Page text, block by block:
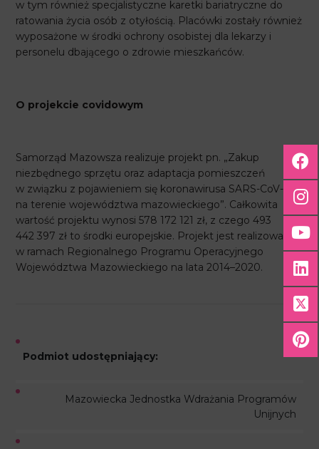
w tym również specjalistyczne karetki bariatryczne do
ratowania życia osób z otyłością. Placówki zostały również
wyposażone w środki ochrony osobistej dla lekarzy i
personelu dbającego o zdrowie mieszkańców.
O projekcie covidowym
Samorząd Mazowsza realizuje projekt pn. „Zakup
niezbędnego sprzętu oraz adaptacja pomieszczeń
w związku z pojawieniem się koronawirusa SARS-CoV-2
na terenie województwa mazowieckiego”. Całkowita
wartość projektu wynosi 578 172 121 zł, z czego 493
442 397 zł to środki europejskie. Projekt jest realizowany
w ramach Regionalnego Programu Operacyjnego
Województwa Mazowieckiego na lata 2014–2020.
Podmiot udostępniający:
Mazowiecka Jednostka Wdrażania Programów
Unijnych